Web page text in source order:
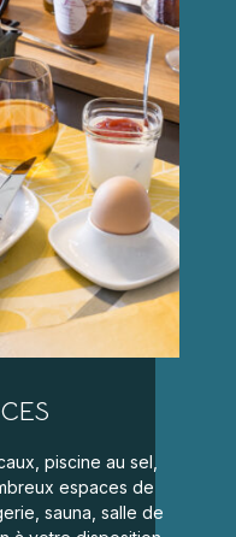
piscine au sel,
espaces de
sauna, salle de